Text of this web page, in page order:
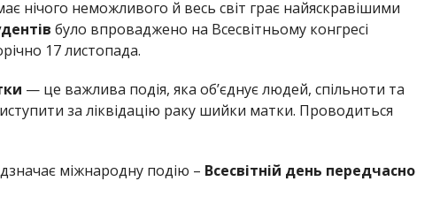
нічого неможливого й весь світ грає найяскравішими
було впроваджено на Всесвітньому конгресі
17 листопада.
— це важлива подія, яка об’єднує людей, спільноти та
за ліквідацію раку шийки матки. Проводиться
міжнародну подію – Всесвітній день передчасно